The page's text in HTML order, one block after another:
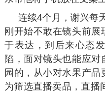
连续4个月，谢兴每
刚开始不敢在镜头前
于表达，到后来心态
陷，面对镜头也能应
园的，从小对水果产
为筛选直播卖品，直播